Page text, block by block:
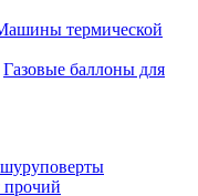
термической
Газовые баллоны для